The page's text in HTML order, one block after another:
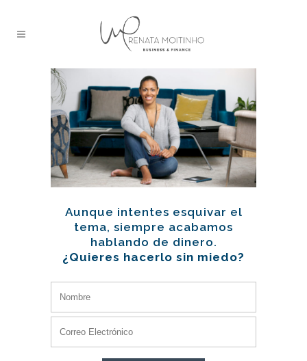
Aunque intentes esquivar el
tema, siempre acabamos
hablando de dinero.
¿Quieres hacerlo sin miedo?